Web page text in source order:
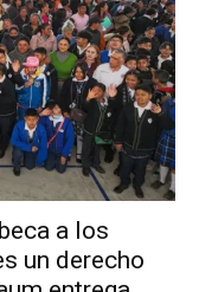
a los
un derecho